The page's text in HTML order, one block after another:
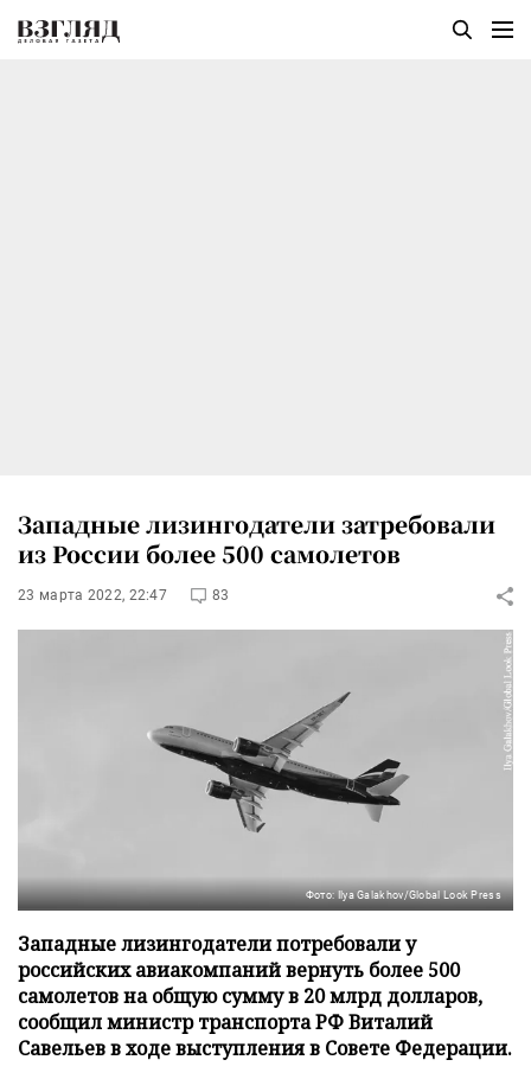
Западные лизингодатели затребовали
из России более 500 самолетов
23 марта 2022, 22:47 83
Фото: Ilya Galakhov/Global Look Press
Западные лизингодатели потребовали у
российских авиакомпаний вернуть более 500
самолетов на общую сумму в 20 млрд долларов,
сообщил министр транспорта РФ Виталий
Савельев в ходе выступления в Совете Федерации.